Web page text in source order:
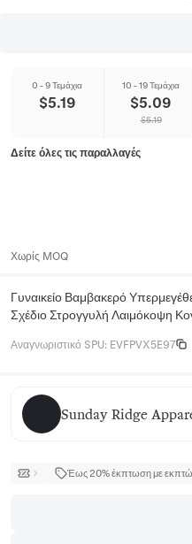
0 - 9 Τεμάχια
$5.19
10 - 19 Τεμάχια
$5.09
$5.19
Δείτε όλες τις παραλλαγές
Χωρίς MOQ
Γυναικείο Βαμβακερό
Σχέδιο Στρογγυλή Λαιμόκοψη
Αναγνωριστικό SPU: EVFPVX5E97
Sunday Ridge Apparel
Sunday Ridge
Έως 20% έκπτωση με